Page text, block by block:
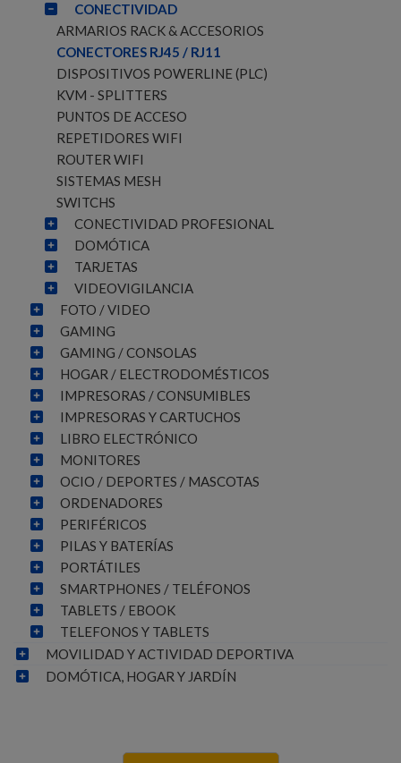
CONECTIVIDAD
ARMARIOS RACK & ACCESORIOS
CONECTORES RJ45 / RJ11
DISPOSITIVOS POWERLINE (PLC)
KVM - SPLITTERS
PUNTOS DE ACCESO
REPETIDORES WIFI
ROUTER WIFI
SISTEMAS MESH
SWITCHS
CONECTIVIDAD PROFESIONAL
DOMÓTICA
TARJETAS
VIDEOVIGILANCIA
FOTO / VIDEO
GAMING
GAMING / CONSOLAS
HOGAR / ELECTRODOMÉSTICOS
IMPRESORAS / CONSUMIBLES
IMPRESORAS Y CARTUCHOS
LIBRO ELECTRÓNICO
MONITORES
OCIO / DEPORTES / MASCOTAS
ORDENADORES
PERIFÉRICOS
PILAS Y BATERÍAS
PORTÁTILES
SMARTPHONES / TELÉFONOS
TABLETS / EBOOK
TELEFONOS Y TABLETS
MOVILIDAD Y ACTIVIDAD DEPORTIVA
DOMÓTICA, HOGAR Y JARDÍN